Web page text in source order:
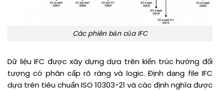
Các phiên bản của IFC
Dữ liệu IFC được xây dựng dựa trên kiến trúc hướng đối
tượng có phân cấp rõ ràng và logic. Định dạng file IFC
dựa trên tiêu chuẩn ISO 10303-21 và các định nghĩa được